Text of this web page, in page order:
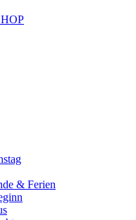
& Ferien